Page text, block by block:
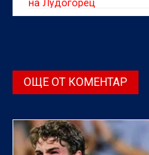
на Лудогорец
ОЩЕ ОТ КОМЕНТАР